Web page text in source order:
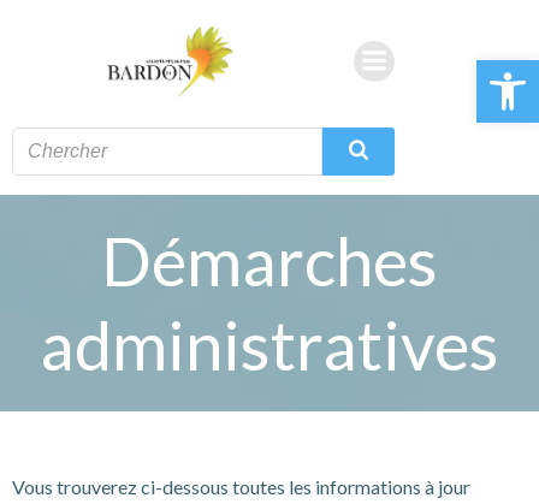
Ouvrir
Démarches
administratives
Vous trouverez ci-dessous toutes les informations à jour